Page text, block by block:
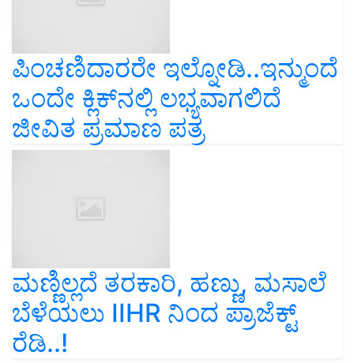
ಪಿಂಚಣಿದಾರರೇ ಇಲ್ನೋಡಿ..ಇನ್ಮುಂದೆ
ಒಂದೇ ಕ್ಲಿಕ್‌ನಲ್ಲಿ ಲಭ್ಯವಾಗಲಿದೆ
ಜೀವಿತ ಪ್ರಮಾಣ ಪತ್ರ
ಮಣ್ಣಿಲ್ಲದೆ ತರಕಾರಿ, ಹಣ್ಣು, ಮಸಾಲೆ
ಬೆಳೆಯಲು IIHR ನಿಂದ ಪ್ರಾಜೆಕ್ಟ್‌
ರೆಡಿ..!